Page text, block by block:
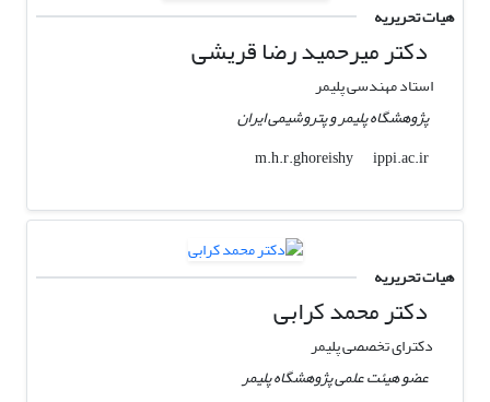
هیات تحریریه
دکتر میرحمید رضا قریشی
استاد مهندسی پلیمر
پژوهشگاه پلیمر و پتروشیمی ایران
m.h.r.ghoreishy
ippi.ac.ir
هیات تحریریه
دکتر محمد کرابی
دکترای تخصصی پلیمر
عضو هیئت علمی پژوهشگاه پلیمر